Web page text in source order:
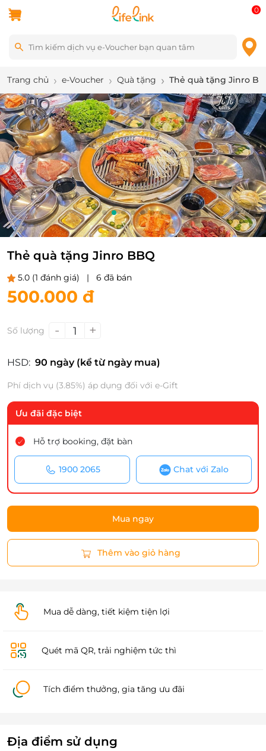
0
Trang chủ e-Voucher Quà tặng Thẻ quà tặng Jinro
3/7
Thẻ quà tặng Jinro BBQ
5.0 (1 đánh giá) | 6 đã bán
500.000 đ
Số lượng - 1 +
HSD: 90 ngày (kể từ ngày mua)
Phí dịch vụ (3.85%) áp dụng đối với e-Gift
Ưu đãi đặc biệt
Hỗ trợ booking, đặt bàn
1900 2065 Chat với Zalo
Mua ngay
Thêm vào giỏ hàng
Mua dễ dàng, tiết kiệm tiện lợi
Quét mã QR, trải nghiệm tức thì
Tích điểm thưởng, gia tăng ưu đãi
Địa điểm sử dụng